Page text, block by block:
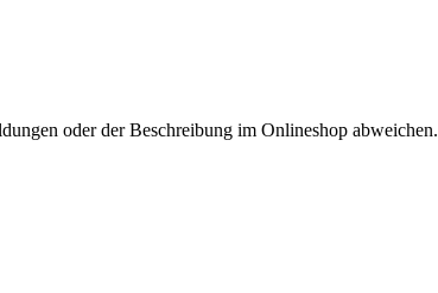
oder der Beschreibung im Onlineshop abweichen.